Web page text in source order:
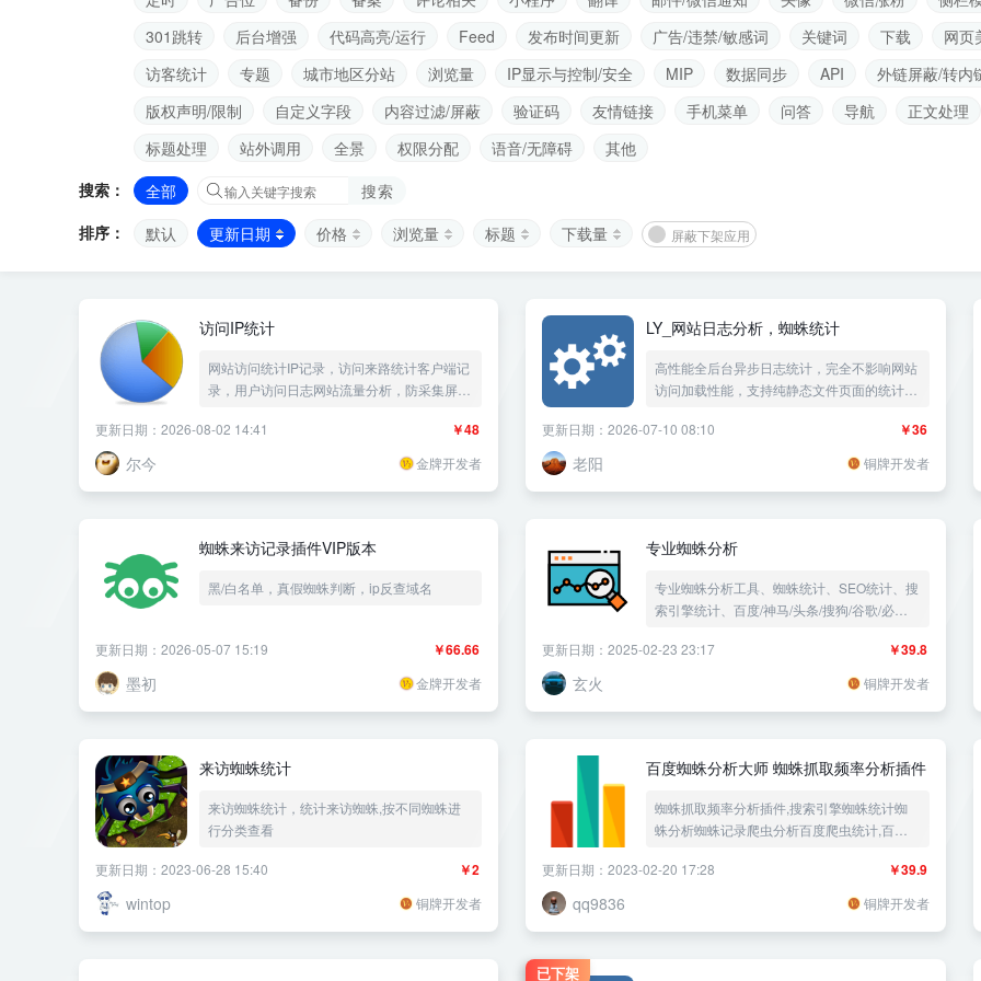
301跳转
后台增强 代码高亮/运行 Feed 发布时间更新 广告/违禁/敏感词 关键词 下载
网页
访客统计
专题 城市地区分站 浏览量 IP显示与控制/安全 MIP 数据同步 API
外链屏蔽/转内
版权声明/限制
自定义字段 内容过滤/屏蔽 验证码 友情链接 手机菜单 问答 导航
正文处理
标题处理
站外调用 全景 权限分配 语音/无障碍
其他
搜索：
全部
搜索
排序：
默认 更新日期 价格 浏览量 标题 下载量 屏蔽下架应用
访问IP统计
网站访问统计IP记录，访问来路统计客户端记
录，用户访问日志网站流量分析，防采集屏蔽
计爬虫IP访问记录UA统计UV——《益吾库》￥48
更新日期：2026-08-02 14:41
尔今 金牌开发者
LY_网站日志分析，蜘蛛统计
高性能全后台异步日志统计，完全不影响网站
访问加载性能，支持纯静态文件页面的统计，
录真实蜘蛛IP段，IP反查蜘蛛域名，真假蜘蛛
一目了然，访问IP统计来路域名统计汇总，每
天独立保存当天日志文件，在线查看多天的网
￥36
更新日期：2026-07-10 08:10
老阳 铜牌开发者
蜘蛛来访记录插件VIP版本
黑/白名单，真假蜘蛛判断，ip反查域名
￥66.66
更新日期：2026-05-07 15:19
墨初 金牌开发者
专业蜘蛛分析
专业蜘蛛分析工具、蜘蛛统计、SEO统计、搜
索引擎统计、百度/神马/头条/搜狗/谷歌/必应
SEO插件、站长必备插件
￥39.8
更新日期：2025-02-23 23:17
玄火 铜牌开发者
来访蜘蛛统计
来访蜘蛛统计，统计来访蜘蛛,按不同蜘蛛进
行分类查看
￥2
更新日期：2023-06-28 15:40
wintop 铜牌开发者
百度蜘蛛分析大师 蜘蛛抓取频率分析插件
蜘蛛抓取频率分析插件,搜索引擎蜘蛛统计蜘
蛛分析蜘蛛记录爬虫分析百度爬虫统计,百度
￥39.9
更新日期：2023-02-20 17:28
qq9836 铜牌开发者
已下架